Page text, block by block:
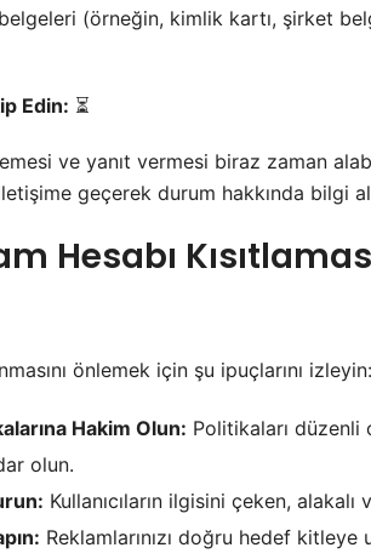
(örneğin, kimlik kartı, şirket
Edin: ⏳
ve yanıt vermesi biraz zaman
geçerek durum hakkında bilgi
Hesabı
önlemek için şu ipuçlarını izleyin:
Hakim Olun: Politikaları
olun.
Kullanıcıların ilgisini çeken,
Reklamlarınızı doğru hedef kitleye